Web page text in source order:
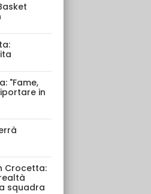
"Fame,
in
Crocetta:
squadra